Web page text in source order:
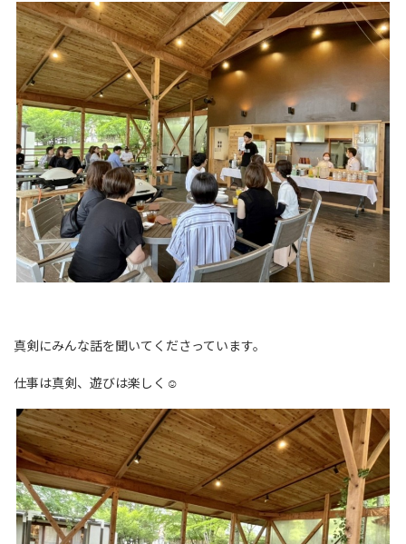
真剣にみんな話を聞いてくださっています。
仕事は真剣、遊びは楽しく☺